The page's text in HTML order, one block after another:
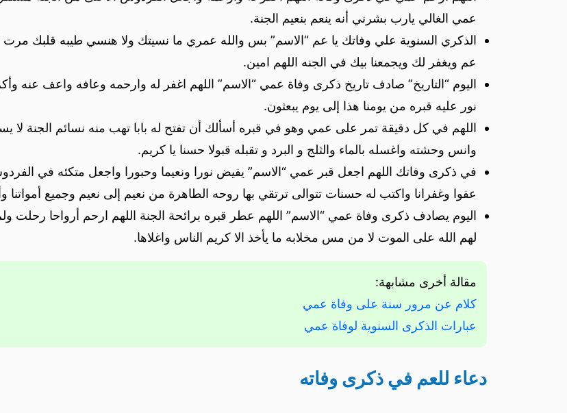
عمي الغالي يارب بشرني أنه ينعم بنعيم الجنة.
الذكري السنوية علي وفاتك يا عم “الاسم” بس والله عمري ما نسيتك ولا هنسي طيبه قلبك مرت
عم ويغفر لك ويجمعنا بيك في الجنه اللهم امين.
اليوم “التاريخ” صادف تاريخ ذكرى وفاة عمي “الاسم” اللهم اغفر له وارحمه وعافه واعف عنه
نور عليه قبره من يومنا هذا إلى يوم يبعثون.
اللهم في كل دقيقة تمر على عمي وهو في قبره أسألك أن تفتح له بابا تهب منه نسائم الجنة لا
وانس وحشته واغسله بالماء والثلج و البرد و تقبله قبولا حسنا يا كريم.
في ذكرى وفاتك اللهم اجعل قبر عمي “الاسم” يفيض نورا ونعيما وحبورا واجعل متكئه في
عفوا وغفرانا واكتب له حسنات تتوالى ترتقي بها روحه الطاهرة من نعيم إلى نعيم وجميع أمواتنا
اليوم يصادف ذكرى وفاة عمي “الاسم” اللهم عطر قبره برائحة الجنة اللهم ارحم أرواحا رحلت
لهم الله على الموت لا من مس مخلابه ما يأخذ الا كريم الناس واغلاها.
مقالة أخرى مشابهة:
كلام عن مرور سنة على وفاة عمي
عبارات الذكرى السنوية لوفاة عمي
دعاء للعم في ذكرى وفاته